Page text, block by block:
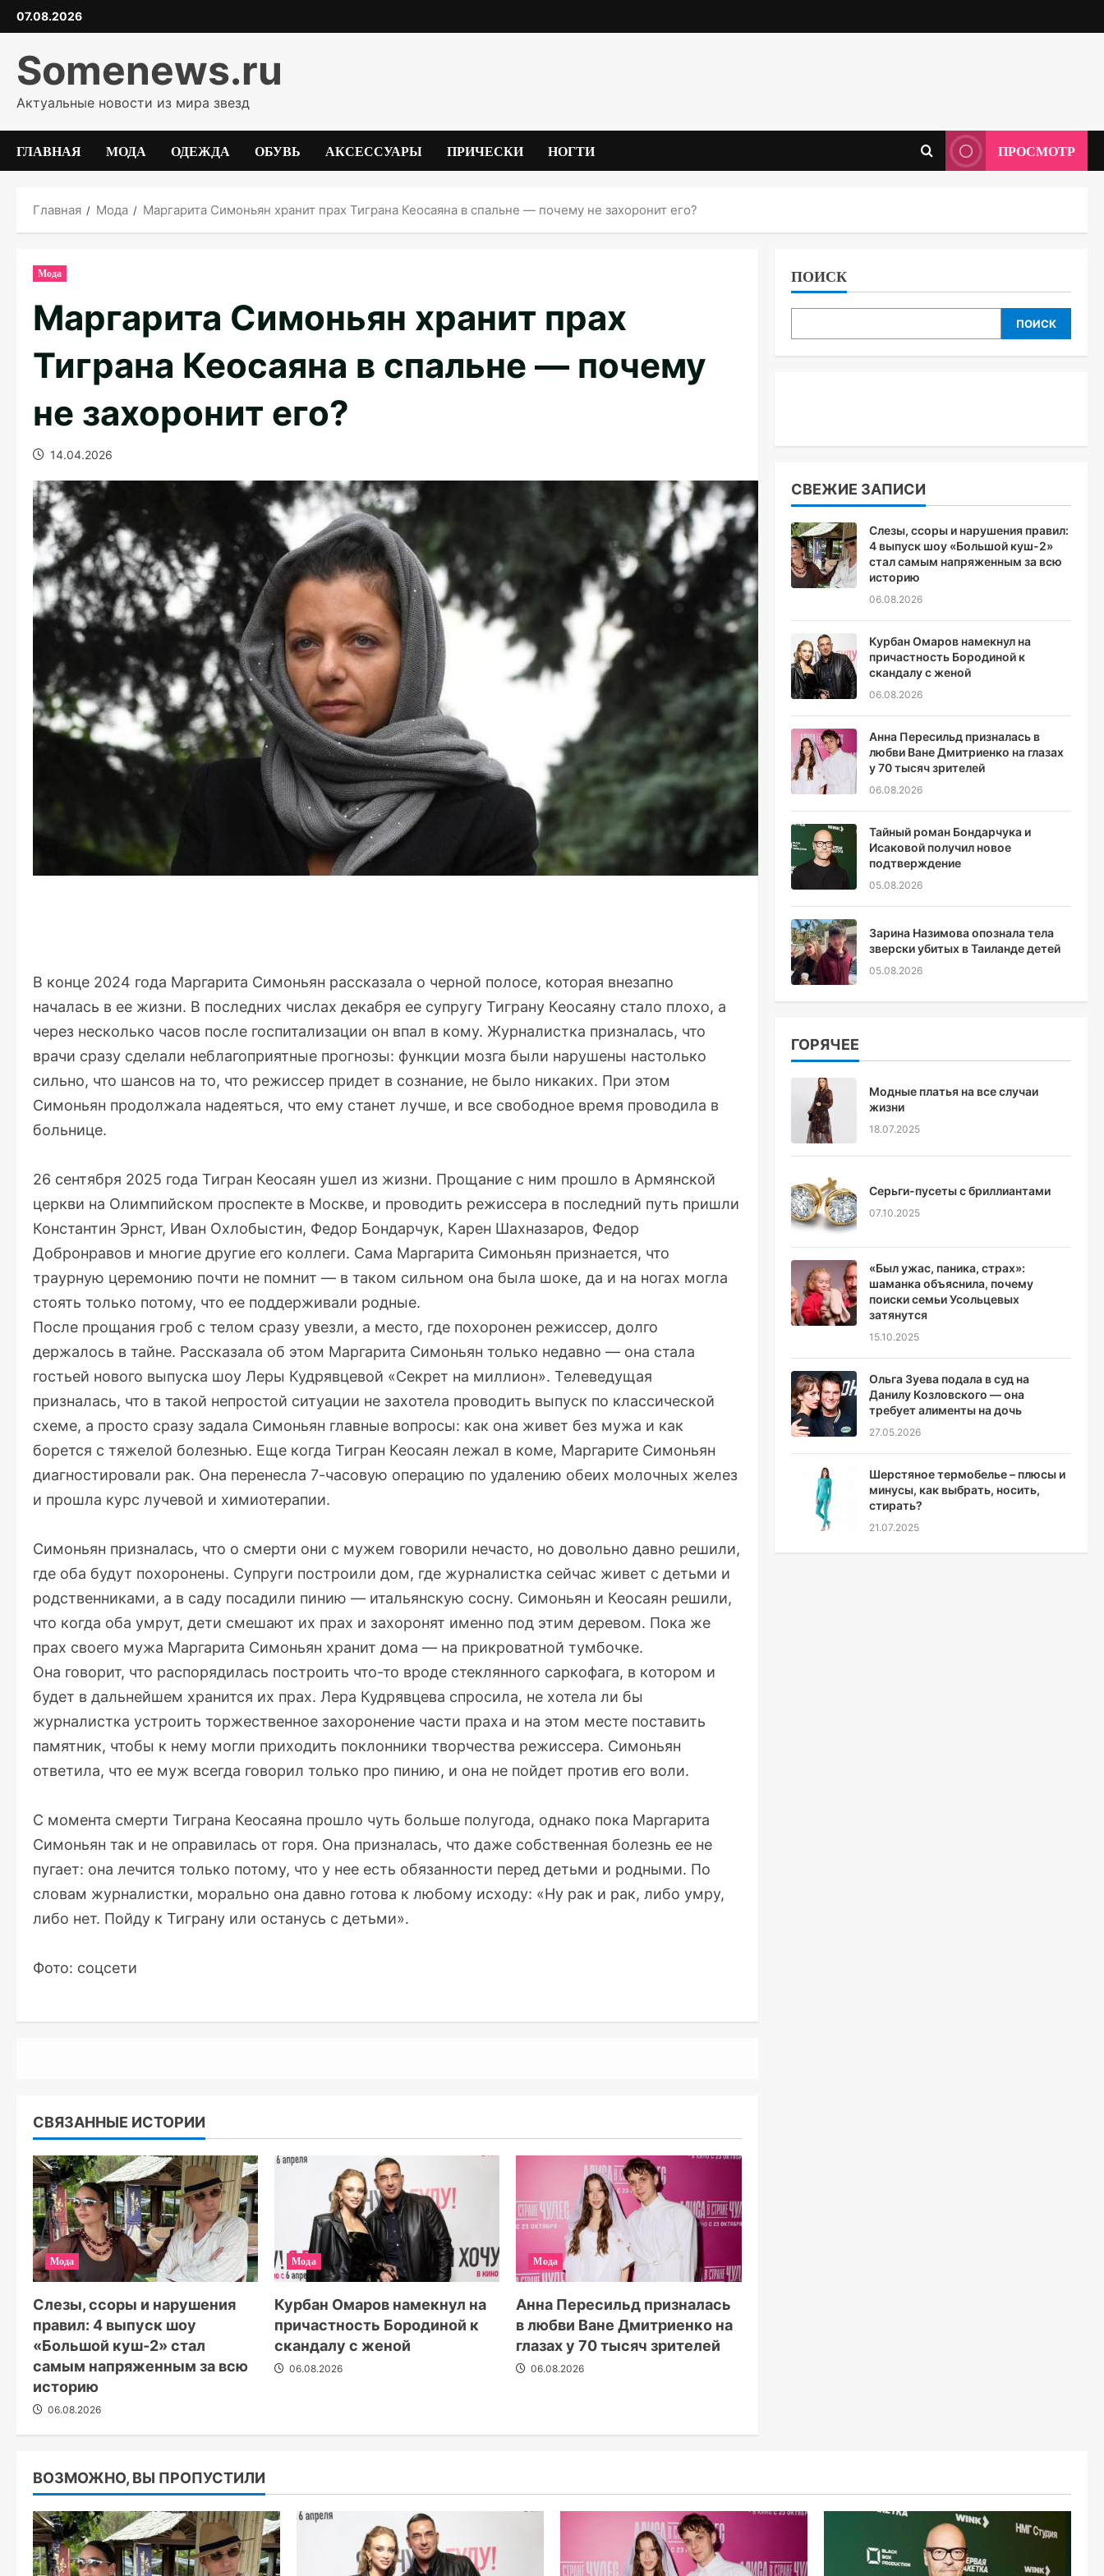
Перейти
к
содержимому
07.08.2026
Somenews.ru
Актуальные новости из мира звезд
ГЛАВНАЯ МОДА ОДЕЖДА ОБУВЬ АКСЕССУАРЫ ПРИЧЕСКИ НОГТИ ПРОСМОТР
Главная Мода Маргарита Симоньян хранит прах Тиграна Кеосаяна в спальне — почему не захоронит его?
Мода
Маргарита Симоньян хранит прах
Тиграна Кеосаяна в спальне — почему
не захоронит его?
14.04.2026
В конце 2024 года Маргарита Симоньян рассказала о черной полосе, которая внезапно
началась в ее жизни. В последних числах декабря ее супругу Тиграну Кеосаяну стало плохо, а
через несколько часов после госпитализации он впал в кому. Журналистка призналась, что
врачи сразу сделали неблагоприятные прогнозы: функции мозга были нарушены настолько
сильно, что шансов на то, что режиссер придет в сознание, не было никаких. При этом
Симоньян продолжала надеяться, что ему станет лучше, и все свободное время проводила в
больнице.
26 сентября 2025 года Тигран Кеосаян ушел из жизни. Прощание с ним прошло в Армянской
церкви на Олимпийском проспекте в Москве, и проводить режиссера в последний путь пришли
Константин Эрнст, Иван Охлобыстин, Федор Бондарчук, Карен Шахназаров, Федор
Добронравов и многие другие его коллеги. Сама Маргарита Симоньян признается, что
траурную церемонию почти не помнит — в таком сильном она была шоке, да и на ногах могла
стоять только потому, что ее поддерживали родные.
После прощания гроб с телом сразу увезли, а место, где похоронен режиссер, долго
держалось в тайне. Рассказала об этом Маргарита Симоньян только недавно — она стала
гостьей нового выпуска шоу Леры Кудрявцевой «Секрет на миллион». Телеведущая
призналась, что в такой непростой ситуации не захотела проводить выпуск по классической
схеме, а просто сразу задала Симоньян главные вопросы: как она живет без мужа и как
борется с тяжелой болезнью. Еще когда Тигран Кеосаян лежал в коме, Маргарите Симоньян
диагностировали рак. Она перенесла 7-часовую операцию по удалению обеих молочных желез
и прошла курс лучевой и химиотерапии.
Симоньян призналась, что о смерти они с мужем говорили нечасто, но довольно давно решили,
где оба будут похоронены. Супруги построили дом, где журналистка сейчас живет с детьми и
родственниками, а в саду посадили пинию — итальянскую сосну. Симоньян и Кеосаян решили,
что когда оба умрут, дети смешают их прах и захоронят именно под этим деревом. Пока же
прах своего мужа Маргарита Симоньян хранит дома — на прикроватной тумбочке.
Она говорит, что распорядилась построить что-то вроде стеклянного саркофага, в котором и
будет в дальнейшем хранится их прах. Лера Кудрявцева спросила, не хотела ли бы
журналистка устроить торжественное захоронение части праха и на этом месте поставить
памятник, чтобы к нему могли приходить поклонники творчества режиссера. Симоньян
ответила, что ее муж всегда говорил только про пинию, и она не пойдет против его воли.
С момента смерти Тиграна Кеосаяна прошло чуть больше полугода, однако пока Маргарита
Симоньян так и не оправилась от горя. Она призналась, что даже собственная болезнь ее не
пугает: она лечится только потому, что у нее есть обязанности перед детьми и родными. По
словам журналистки, морально она давно готова к любому исходу: «Ну рак и рак, либо умру,
либо нет. Пойду к Тиграну или останусь с детьми».
Фото: соцсети
СВЯЗАННЫЕ ИСТОРИИ
Мода
Слезы, ссоры и нарушения
правил: 4 выпуск шоу
«Большой куш-2» стал
самым напряженным за всю
историю
06.08.2026
Мода
Курбан Омаров намекнул на
причастность Бородиной к
скандалу с женой
06.08.2026
Мода
Анна Пересильд призналась
в любви Ване Дмитриенко на
глазах у 70 тысяч зрителей
06.08.2026
ПОИСК
ПОИСК
СВЕЖИЕ ЗАПИСИ
Слезы, ссоры и нарушения правил:
4 выпуск шоу «Большой куш-2»
стал самым напряженным за всю
историю
06.08.2026
Курбан Омаров намекнул на
причастность Бородиной к
скандалу с женой
06.08.2026
Анна Пересильд призналась в
любви Ване Дмитриенко на глазах
у 70 тысяч зрителей
06.08.2026
Тайный роман Бондарчука и
Исаковой получил новое
подтверждение
05.08.2026
Зарина Назимова опознала тела
зверски убитых в Таиланде детей
05.08.2026
ГОРЯЧЕЕ
Модные платья на все случаи
жизни
18.07.2025
Серьги-пусеты с бриллиантами
07.10.2025
«Был ужас, паника, страх»:
шаманка объяснила, почему
поиски семьи Усольцевых
затянутся
15.10.2025
Ольга Зуева подала в суд на
Данилу Козловского — она
требует алименты на дочь
27.05.2026
Шерстяное термобелье – плюсы и
минусы, как выбрать, носить,
стирать?
21.07.2025
ВОЗМОЖНО, ВЫ ПРОПУСТИЛИ